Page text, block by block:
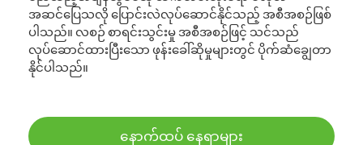
အဆင်ပြေသလို ပြောင်းလဲလုပ်ဆောင်နိုင်သည့် အစီအစဉ်ဖြစ်
ပါသည်။ လစဉ် စာရင်းသွင်းမှု အစီအစဉ်ဖြင့် သင်သည်
လုပ်ဆောင်ထားပြီးသော ဖုန်းခေါ်ဆိုမှုများတွင် ပိုက်ဆံချွေတာ
နိုင်ပါသည်။
နောက်ထပ် နေရာများ